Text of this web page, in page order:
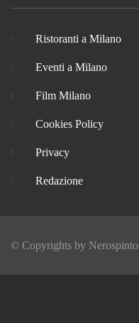
Ristoranti a Milano
Eventi a Milano
Film Milano
Cookies Policy
Privacy
Redazione
© Copyrights by Nerospinto